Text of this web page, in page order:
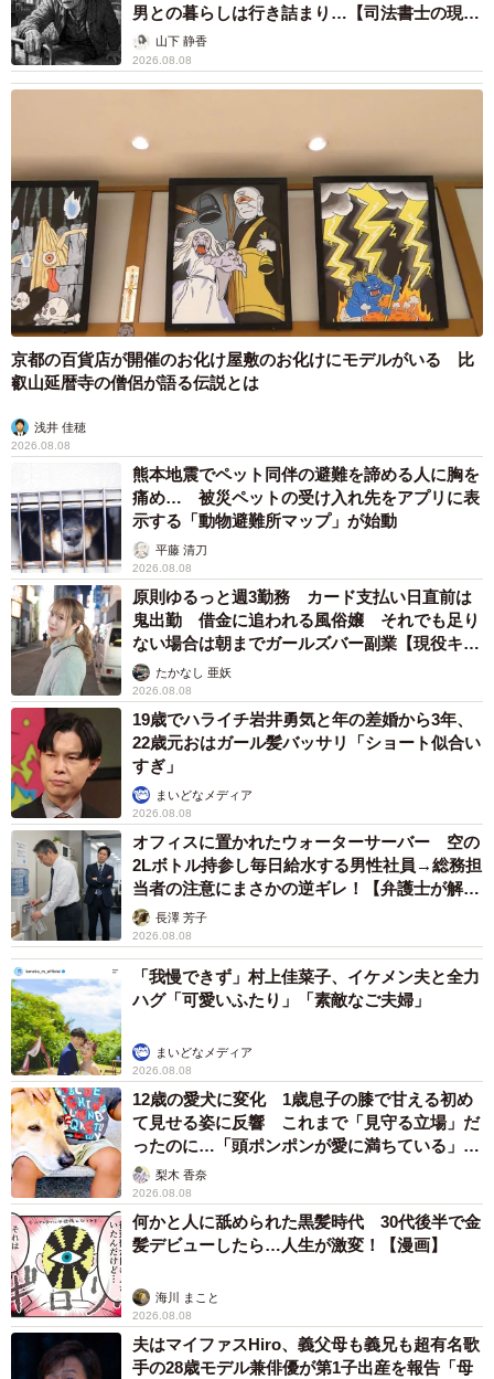
男との暮らしは行き詰まり…【司法書士の現場
から】山下 静香
2026.08.08
京都の百貨店が開催のお化け屋敷のお化けにモデルがいる 比
叡山延暦寺の僧侶が語る伝説とは
浅井 佳穂
2026.08.08
熊本地震でペット同伴の避難を諦める人に胸を
痛め… 被災ペットの受け入れ先をアプリに表
示する「動物避難所マップ」が始動
平藤 清刀
2026.08.08
原則ゆるっと週3勤務 カード支払い日直前は
鬼出勤 借金に追われる風俗嬢 それでも足り
ない場合は朝までガールズバー副業【現役キャ
ストに取材】
たかなし 亜妖
2026.08.08
19歳でハライチ岩井勇気と年の差婚から3年、
22歳元おはガール髪バッサリ「ショート似合い
すぎ」
まいどなメディア
2026.08.08
オフィスに置かれたウォーターサーバー 空の
2Lボトル持参し毎日給水する男性社員→総務担
当者の注意にまさかの逆ギレ！【弁護士が解
説】長澤 芳子
2026.08.08
「我慢できず」村上佳菜子、イケメン夫と全力
ハグ「可愛いふたり」「素敵なご夫婦」
まいどなメディア
2026.08.08
12歳の愛犬に変化 1歳息子の膝で甘える初め
て見せる姿に反響 これまで「見守る立場」だ
ったのに…「頭ポンポンが愛に満ちている」
「尊…」
梨木 香奈
2026.08.08
何かと人に舐められた黒髪時代 30代後半で金
髪デビューしたら…人生が激変！【漫画】
海川 まこと
2026.08.08
夫はマイファスHiro、義父母も義兄も超有名歌
手の28歳モデル兼俳優が第1子出産を報告「母